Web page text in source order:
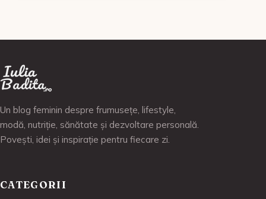
Un blog feminin despre frumusețe, lifestyle,
modă, nutriție, sănătate și dezvoltare personală.
Povești, idei și inspirație pentru fiecare zi.
CATEGORII